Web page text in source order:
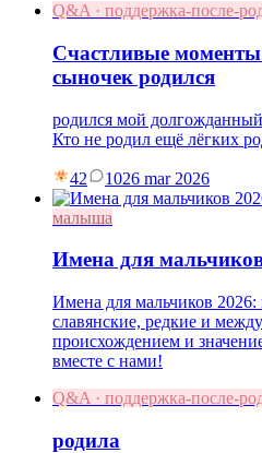
Q&A · поддержка-после-
Счастливые
сыночек родился
родился мой
Кто не родил ещё лёгких
42 1026 mar 2026
малыша
Имена для
Имена для мальчиков 2026:
славянские, редкие и
происхождением и
вместе с нами!
Q&A · поддержка-после-
родила